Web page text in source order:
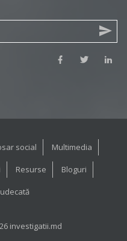
social Multimedia
Resurse Bloguri
investigatii.md